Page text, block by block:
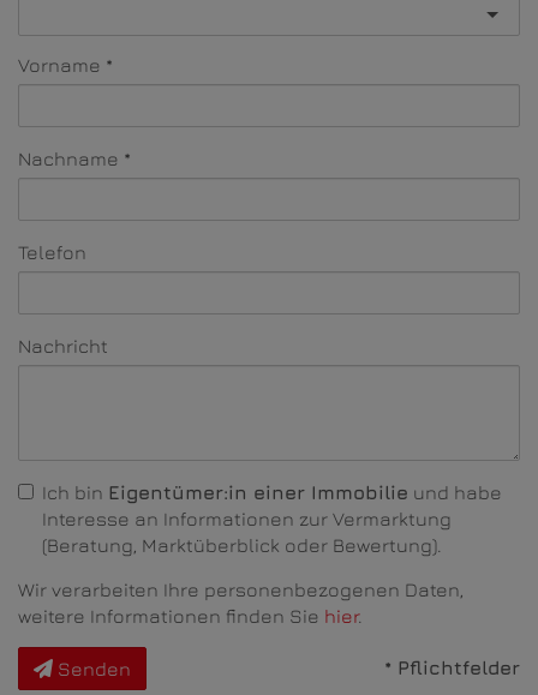
Vorname
Nachname
Telefon
Nachricht
Ich bin Eigentümer:in einer Immobilie und habe
Interesse an Informationen zur Vermarktung
(Beratung, Marktüberblick oder Bewertung).
Wir verarbeiten Ihre personenbezogenen Daten,
weitere Informationen finden Sie hier.
Senden * Pflichtfelder